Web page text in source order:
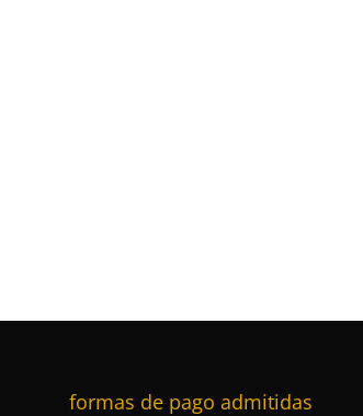
formas de pago admitidas